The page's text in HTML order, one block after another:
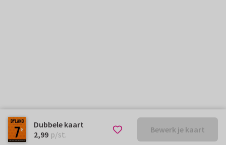
Dubbele kaart
€ 2,99p/st.
2,99 p/st. Bewerk je kaart